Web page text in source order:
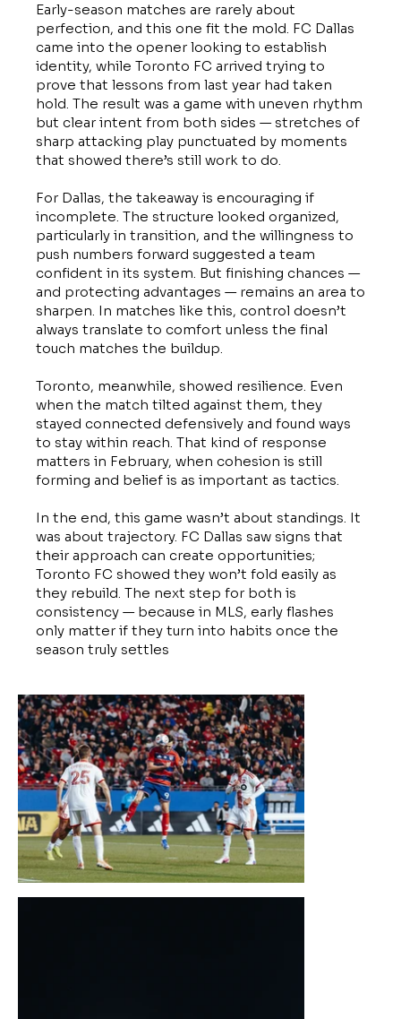
Early-season matches are rarely about
perfection, and this one fit the mold. FC Dallas
came into the opener looking to establish
identity, while Toronto FC arrived trying to
prove that lessons from last year had taken
hold. The result was a game with uneven rhythm
but clear intent from both sides — stretches of
sharp attacking play punctuated by moments
that showed there’s still work to do.
For Dallas, the takeaway is encouraging if
incomplete. The structure looked organized,
particularly in transition, and the willingness to
push numbers forward suggested a team
confident in its system. But finishing chances —
and protecting advantages — remains an area to
sharpen. In matches like this, control doesn’t
always translate to comfort unless the final
touch matches the buildup.
Toronto, meanwhile, showed resilience. Even
when the match tilted against them, they
stayed connected defensively and found ways
to stay within reach. That kind of response
matters in February, when cohesion is still
forming and belief is as important as tactics.
In the end, this game wasn’t about standings. It
was about trajectory. FC Dallas saw signs that
their approach can create opportunities;
Toronto FC showed they won’t fold easily as
they rebuild. The next step for both is
consistency — because in MLS, early flashes
only matter if they turn into habits once the
season truly settles